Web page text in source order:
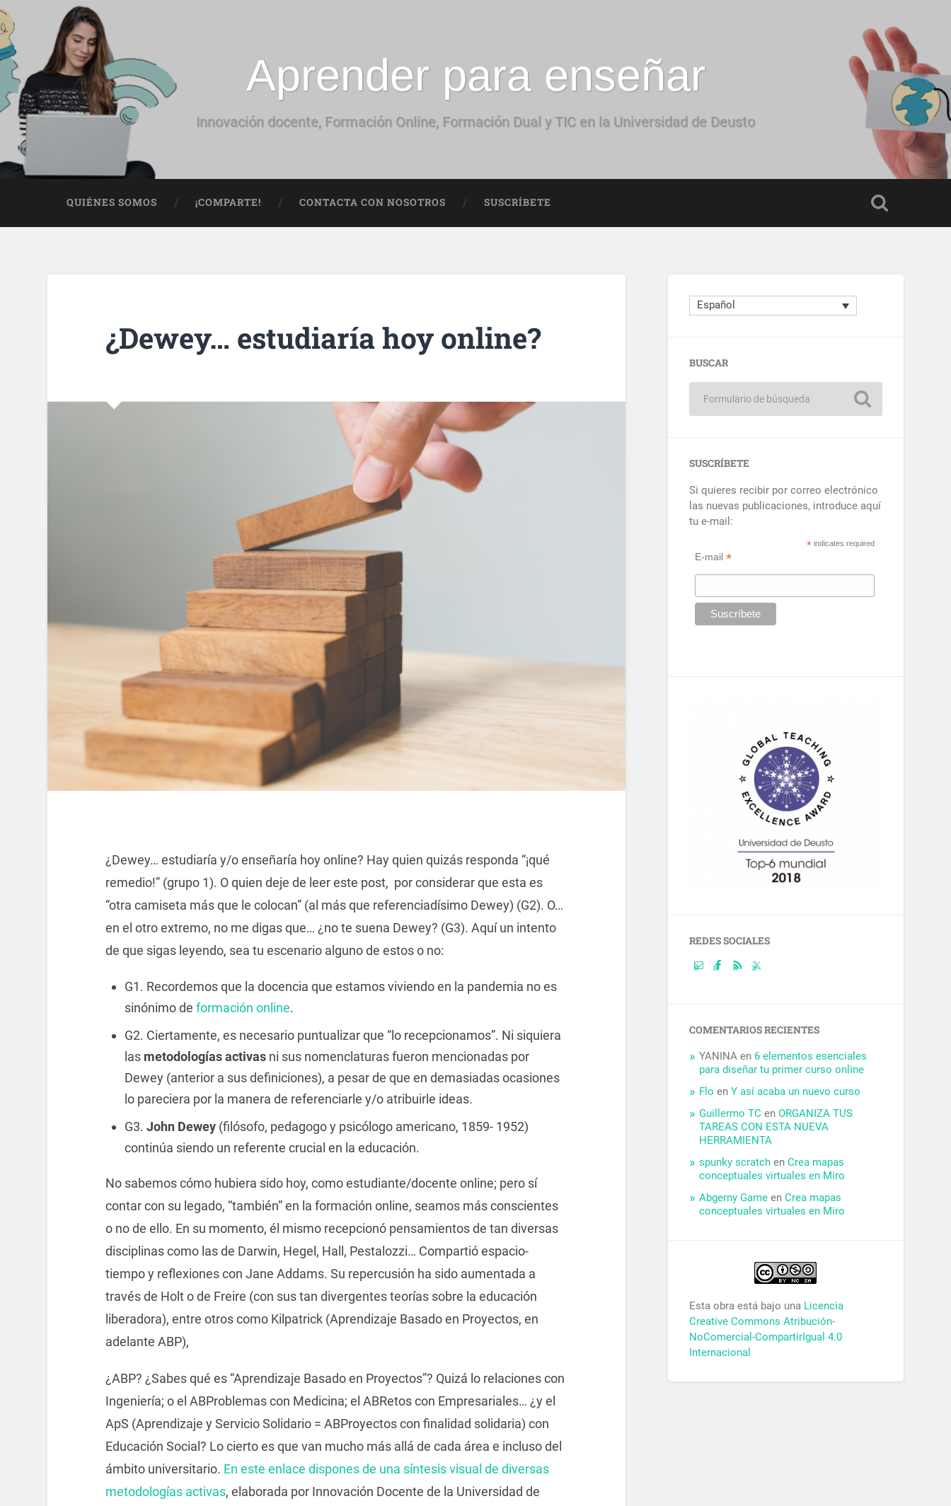
Aprender para enseñar
Innovación docente, Formación Online, Formación Dual y TIC en la Universidad de Deusto
QUIÉNES SOMOS ¡COMPARTE! CONTACTA CON NOSOTROS SUSCRÍBETE
¿Dewey… estudiaría hoy online?
¿Dewey… estudiaría y/o enseñaría hoy online? Hay quien quizás responda “¡qué
remedio!” (grupo 1). O quien deje de leer este post, por considerar que esta es
“otra camiseta más que le colocan” (al más que referenciadísimo Dewey) (G2). O…
en el otro extremo, no me digas que… ¿no te suena Dewey? (G3). Aquí un intento
de que sigas leyendo, sea tu escenario alguno de estos o no:
G1. Recordemos que la docencia que estamos viviendo en la pandemia no es
sinónimo de formación online.
G2. Ciertamente, es necesario puntualizar que “lo recepcionamos”. Ni siquiera
las metodologías activasni sus nomenclaturas fueron mencionadas por
Dewey (anterior a sus definiciones), a pesar de que en demasiadas ocasiones
lo pareciera por la manera de referenciarle y/o atribuirle ideas.
G3. John Dewey (filósofo, pedagogo y psicólogo americano, 1859- 1952)
continúa siendo un referente crucial en la educación.
No sabemos cómo hubiera sido hoy, como estudiante/docente online; pero sí
contar con su legado, “también” en la formación online, seamos más conscientes
o no de ello. En su momento, él mismo recepcionó pensamientos de tan diversas
disciplinas como las de Darwin, Hegel, Hall, Pestalozzi… Compartió espacio-
tiempo y reflexiones con Jane Addams. Su repercusión ha sido aumentada a
través de Holt o de Freire (con sus tan divergentes teorías sobre la educación
liberadora), entre otros como Kilpatrick (Aprendizaje Basado en Proyectos, en
adelante ABP),
¿ABP? ¿Sabes qué es “Aprendizaje Basado en Proyectos”? Quizá lo relaciones con
Ingeniería; o el ABProblemas con Medicina; el ABRetos con Empresariales… ¿y el
ApS (Aprendizaje y Servicio Solidario = ABProyectos con finalidad solidaria) con
Educación Social? Lo cierto es que van mucho más allá de cada área e incluso del
ámbito universitario. En este enlace dispones de una síntesis visual de diversas
metodologías activas, elaborada por Innovación Docente de la Universidad de
Español
BUSCAR
SUSCRÍBETE
Si quieres recibir por correo electrónico
las nuevas publicaciones, introduce aquí
tu e-mail:
* indicates required
E-mail*
REDES SOCIALES
COMENTARIOS RECIENTES
YANINA en 6 elementos esenciales
para diseñar tu primer curso online
Flo enY así acaba un nuevo curso
Guillermo TC enORGANIZA TUS
TAREAS CON ESTA NUEVA
HERRAMIENTA
spunky scratch enCrea mapas
conceptuales virtuales en Miro
Abgerny Game enCrea mapas
conceptuales virtuales en Miro
Esta obra está bajo una Licencia
Creative Commons Atribución-
NoComercial-CompartirIgual 4.0
Internacional